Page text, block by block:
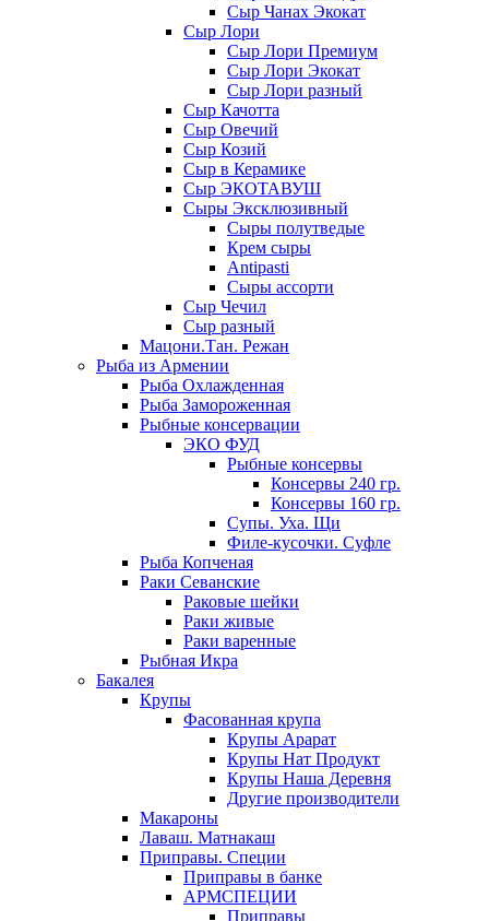
Сыр Чанах Экокат
Сыр Лори
Сыр Лори Премиум
Сыр Лори Экокат
Сыр Лори разный
Сыр Качотта
Сыр Овечий
Сыр Козий
Сыр в Керамике
Сыр ЭКОТАВУШ
Сыры Эксклюзивный
Сыры полутведые
Крем сыры
Antipasti
Сыры ассорти
Сыр Чечил
Сыр разный
Мацони.Тан. Режан
Рыба из Армении
Рыба Охлажденная
Рыба Замороженная
Рыбные консервации
ЭКО ФУД
Рыбные консервы
Консервы 240 гр.
Консервы 160 гр.
Супы. Уха. Щи
Филе-кусочки. Суфле
Рыба Копченая
Раки Севанские
Раковые шейки
Раки живые
Раки варенные
Рыбная Икра
Бакалея
Крупы
Фасованная крупа
Крупы Арарат
Крупы Нат Продукт
Крупы Наша Деревня
Другие производители
Макароны
Лаваш. Матнакаш
Приправы. Специи
Приправы в банке
АРМСПЕЦИИ
Приправы